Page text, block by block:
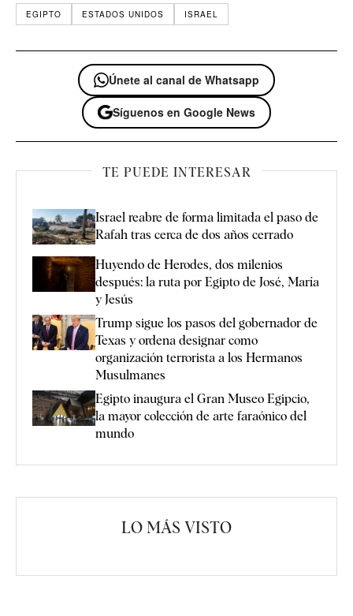
EGIPTO ESTADOS UNIDOS ISRAEL
Únete al canal de Whatsapp
Síguenos en Google News
TE PUEDE INTERESAR
Israel reabre de forma limitada el paso de
Rafah tras cerca de dos años cerrado
Huyendo de Herodes, dos milenios
después: la ruta por Egipto de José, María
y Jesús
Trump sigue los pasos del gobernador de
Texas y ordena designar como
organización terrorista a los Hermanos
Musulmanes
Egipto inaugura el Gran Museo Egipcio,
la mayor colección de arte faraónico del
mundo
LO MÁS VISTO